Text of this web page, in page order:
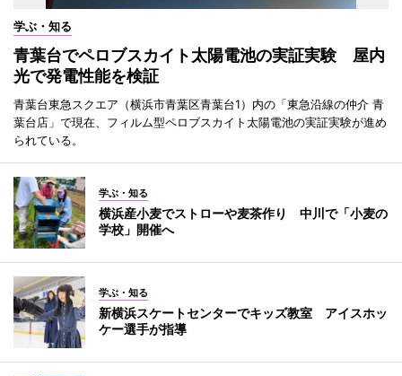
学ぶ・知る
青葉台でペロブスカイト太陽電池の実証実験 屋内
光で発電性能を検証
青葉台東急スクエア（横浜市青葉区青葉台1）内の「東急沿線の仲介 青
葉台店」で現在、フィルム型ペロブスカイト太陽電池の実証実験が進め
られている。
学ぶ・知る
横浜産小麦でストローや麦茶作り 中川で「小麦の
学校」開催へ
学ぶ・知る
新横浜スケートセンターでキッズ教室 アイスホッ
ケー選手が指導